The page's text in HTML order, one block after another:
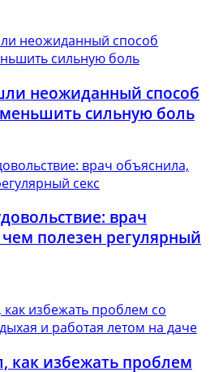
неожиданный способ
сильную боль
врач
полезен регулярный
как избежать проблем